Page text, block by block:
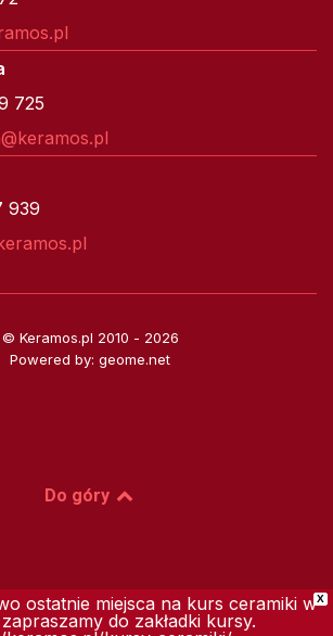
725
939
© Keramos.pl 2010 - 2026
Powered by: geome.net
Do góry
X
ostatnie miejsca na kurs ceramiki w
do zakładki kursy.